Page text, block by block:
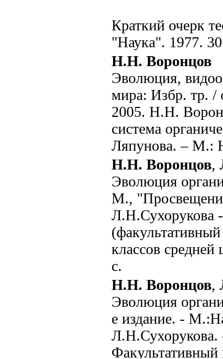
Краткий очерк
"Наука". 1977.
Н.Н. Воронцов
Эволюция,
мира: Избр. тр.
2005. Н.Н.
система
Ляпунова. – М.:
Н.Н. Воронцов,
Эволюция
М.,
Л.Н.Сухорукова
классов
с.
Н.Н. Воронцов,
Эволюция
е издание. -
Л.Н.Сухорукова.
Факультативный